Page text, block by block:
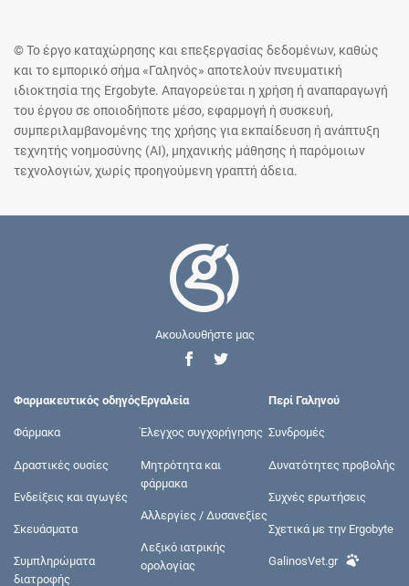
© Το έργο καταχώρησης και επεξεργασίας δεδομένων, καθώς
και το εμπορικό σήμα «Γαληνός» αποτελούν πνευματική
ιδιοκτησία της Ergobyte. Απαγορεύεται η χρήση ή αναπαραγωγή
του έργου σε οποιοδήποτε μέσο, εφαρμογή ή συσκευή,
συμπεριλαμβανομένης της χρήσης για εκπαίδευση ή ανάπτυξη
τεχνητής νοημοσύνης (AI), μηχανικής μάθησης ή παρόμοιων
τεχνολογιών, χωρίς προηγούμενη γραπτή άδεια.
Ακουλουθήστε μας
Φαρμακευτικός οδηγός
Φάρμακα
Δραστικές ουσίες
Ενδείξεις και αγωγές
Σκευάσματα
Συμπληρώματα
διατροφής
Εργαλεία
Έλεγχος συγχορήγησης
Μητρότητα και
φάρμακα
Αλλεργίες / Δυσανεξίες
Λεξικό ιατρικής
ορολογίας
Περί Γαληνού
Συνδρομές
Δυνατότητες προβολής
Συχνές ερωτήσεις
Σχετικά με την Ergobyte
GalinosVet.gr